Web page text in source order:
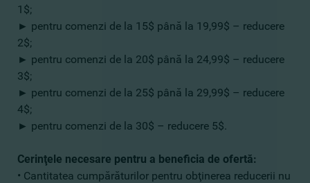
1$;
► pentru comenzi de la 15$ până la 19,99$ – reducere
2$;
► pentru comenzi de la 20$ până la 24,99$ – reducere
3$;
► pentru comenzi de la 25$ până la 29,99$ – reducere
4$;
► pentru comenzi de la 30$ – reducere 5$.
Cerinţele necesare pentru a beneficia de ofertă:
• Cantitatea cumpărăturilor pentru obţinerea reducerii nu